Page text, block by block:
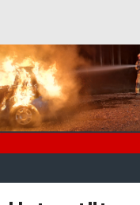
Inhalt